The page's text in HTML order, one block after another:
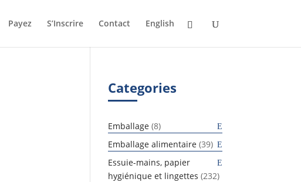
Payez S’Inscrire Contact English
Categories
Emballage 88
produits
Emballage alimentaire 3939
produits
Essuie-mains, papier
hygiénique et lingettes 232232